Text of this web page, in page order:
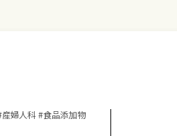
産婦人科 食品添加物